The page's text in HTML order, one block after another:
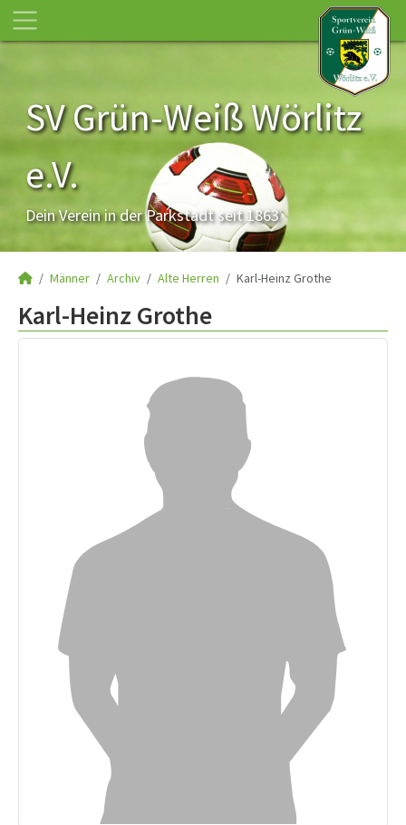
SV Grün-Weiß Wörlitz
e.V.
Dein Verein in der Parkstadt seit 1863
Männer Archiv Alte Herren Karl-Heinz Grothe
Karl-Heinz Grothe